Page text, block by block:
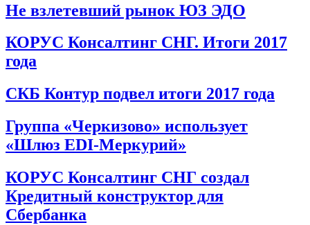
Не взлетевший рынок ЮЗ ЭДО
КОРУС Консалтинг СНГ. Итоги 2017
года
СКБ Контур подвел итоги 2017 года
Группа «Черкизово» использует
«Шлюз EDI-Меркурий»
КОРУС Консалтинг СНГ создал
Кредитный конструктор для
Сбербанка